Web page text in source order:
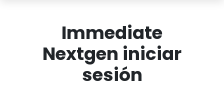
Immediate
Nextgen iniciar
sesión